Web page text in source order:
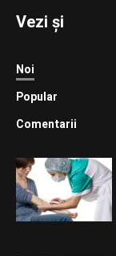
Vezi și
Noi
Popular
Comentarii